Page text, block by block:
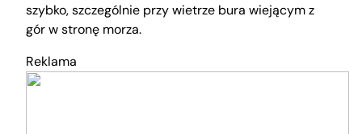
szybko, szczególnie przy wietrze bura wiejącym z
gór w stronę morza.
Reklama